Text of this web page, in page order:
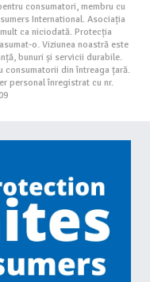
consumatori, membru cu
International. Asociația
ca niciodată. Protecția
o. Viziunea noastră este
bunuri și servicii durabile.
consumatorii din întreaga țară.
personal înregistrat cu nr.